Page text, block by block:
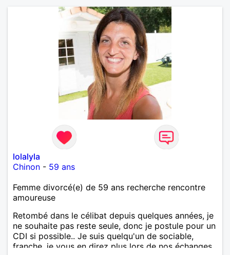
lolalyla
Chinon - 59 ans
Femme divorcé(e) de 59 ans recherche rencontre
amoureuse
Retombé dans le célibat depuis quelques années, je
ne souhaite pas reste seule, donc je postule pour un
CDI si possible.. Je suis quelqu'un de sociable,
franche, je vous en direz plus lors de nos échanges.